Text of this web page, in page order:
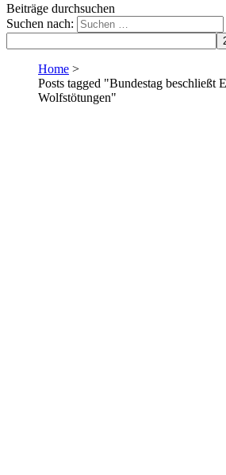
Beiträge durchsuchen
Suchen nach:
Home >
Posts tagged "Bundestag beschließt
Wolfstötungen"